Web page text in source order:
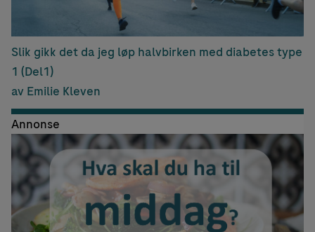
Slik gikk det da jeg løp halvbirken med diabetes type
1 (Del1)
av Emilie Kleven
Annonse